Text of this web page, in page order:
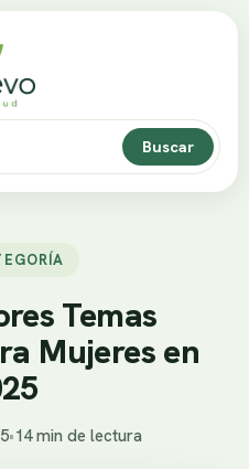
Buscar
Temas
Mujeres en
•14 min de lectura